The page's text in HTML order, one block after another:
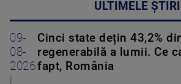
ULTIMELE ȘTIRI
09-
08-
2026
Cinci state dețin 43,2%
regenerabilă a lumii. Ce
fapt, România